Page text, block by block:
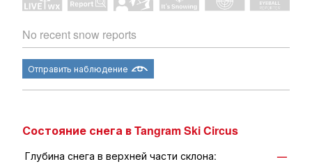
No recent snow reports
Отправить наблюдение
Состояние снега в Tangram Ski Circus
Глубина снега в верхней части склона:
—